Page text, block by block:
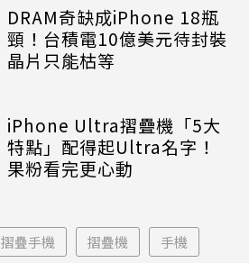
DRAM奇缺成iPhone 18瓶
頸！台積電10億美元待封裝
晶片只能枯等
iPhone Ultra摺疊機「5大
特點」配得起Ultra名字！
果粉看完更心動
摺疊手機 摺疊機 手機